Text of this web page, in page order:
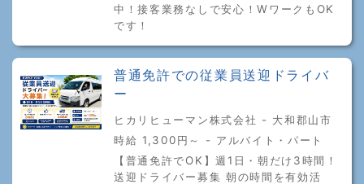
中！接客業務なしで安心！WワークもOK
です！
普通免許での従業員送迎ドライバ
ー
ヒカリヒューマン株式会社 - 大和郡山市
時給 1,300円～ - アルバイト・パート
【普通免許でOK】週1日・朝だけ3時間！
送迎ドライバー募集 朝の時間を有効活